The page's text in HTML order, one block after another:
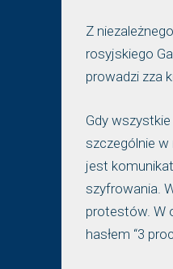
Z
rosyjskiego
prowadzi zza
Gdy
szczególnie w
jest
szyfrowania.
protestów. W
hasłem “3